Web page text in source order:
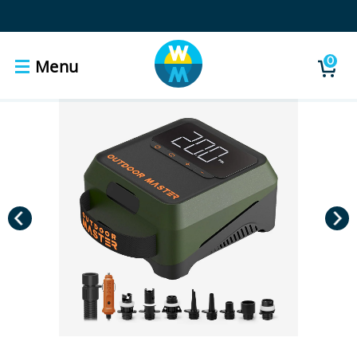
Menu 0